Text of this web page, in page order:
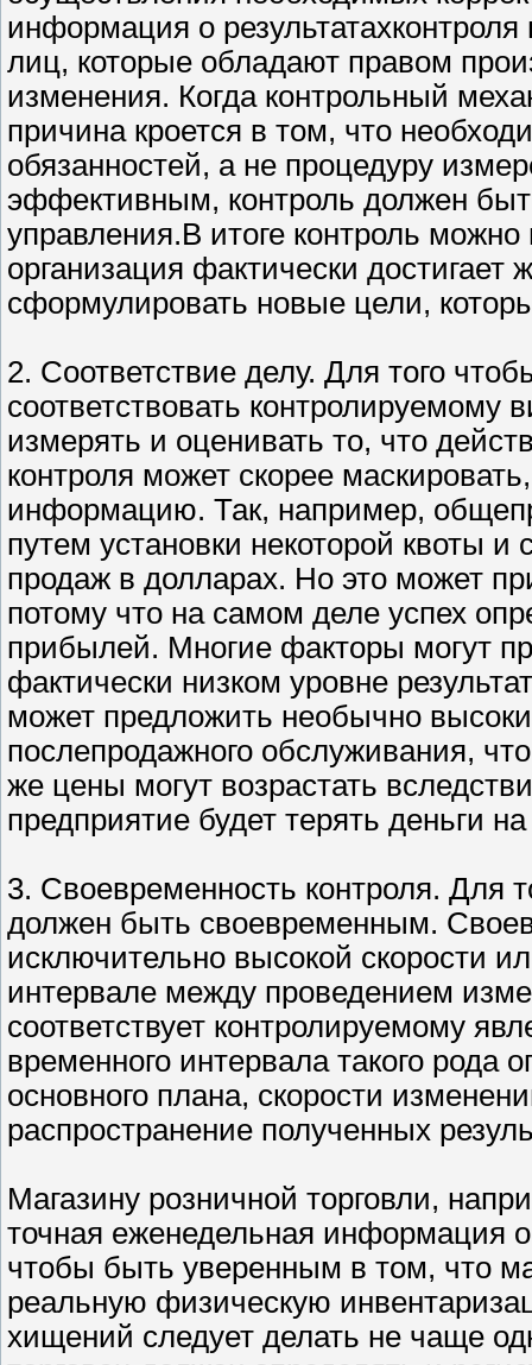
информация о результатахконтроля
лиц, которые обладают правом
изменения. Когда контрольный
причина кроется в том, что
обязанностей, а не процедуру
эффективным, контроль должен
управления.В итоге контроль
организация фактически
сформулировать новые цели,
2. Соответствие делу. Для того
соответствовать контролируемому
измерять и оценивать то, что
контроля может скорее
информацию. Так, например,
путем установки некоторой квоты
продаж в долларах. Но это может
потому что на самом деле успех
прибылей. Многие факторы могут
фактически низком уровне
может предложить необычно
послепродажного обслуживания,
же цены могут возрастать
предприятие будет терять деньги
3. Своевременность контроля. Для
должен быть своевременным.
исключительно высокой скорости
интервале между проведением
соответствует контролируемому
временного интервала такого рода
основного плана, скорости
распространение полученных
Магазину розничной торговли,
точная еженедельная информация
чтобы быть уверенным в том, что
реальную физическую
хищений следует делать не чаще